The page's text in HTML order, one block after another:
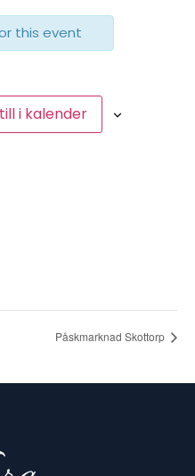
this event
i kalender
Påskmarknad Skottorp